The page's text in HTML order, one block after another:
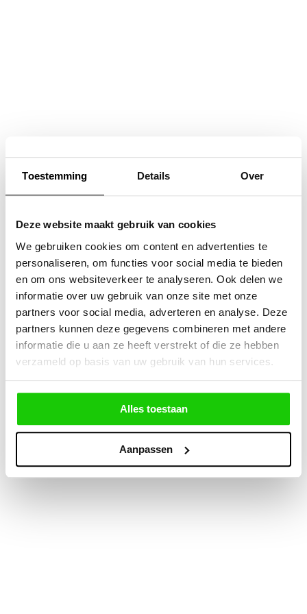
Toestemming Details Over
Deze website maakt gebruik van cookies
We gebruiken cookies om content en advertenties te
personaliseren, om functies voor social media te bieden
en om ons websiteverkeer te analyseren. Ook delen we
informatie over uw gebruik van onze site met onze
partners voor social media, adverteren en analyse. Deze
partners kunnen deze gegevens combineren met andere
informatie die u aan ze heeft verstrekt of die ze hebben
verzameld op basis van uw gebruik van hun services.
Alles toestaan
Aanpassen